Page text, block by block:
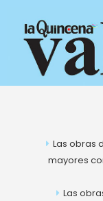
contenido
Las obras
mayores
Las